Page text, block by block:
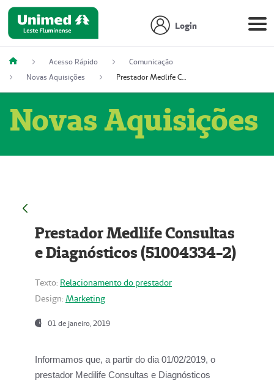
Login
Acesso Rápido
Comunicação
Novas Aquisições
Prestador Medlife Consultas e Diagnósticos (51004334-2)
Novas Aquisições
Prestador Medlife Consultas
e Diagnósticos (51004334-2)
Texto: Relacionamento do prestador
Design: Marketing
01 de janeiro, 2019
Informamos que, a partir do dia 01/02/2019, o
prestador Medilife Consultas e Diagnósticos